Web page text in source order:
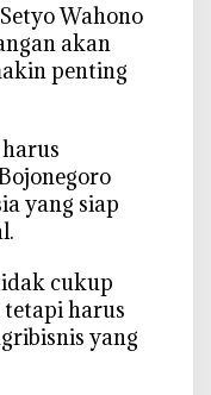
Wahono
akan
penting
yang siap
cukup
tetapi harus
yang